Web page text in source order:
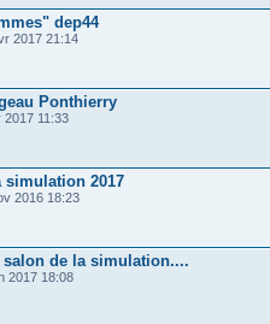
dep44
2017 21:14
Ponthierry
2017 11:33
simulation 2017
2016 18:23
de la simulation....
2017 18:08